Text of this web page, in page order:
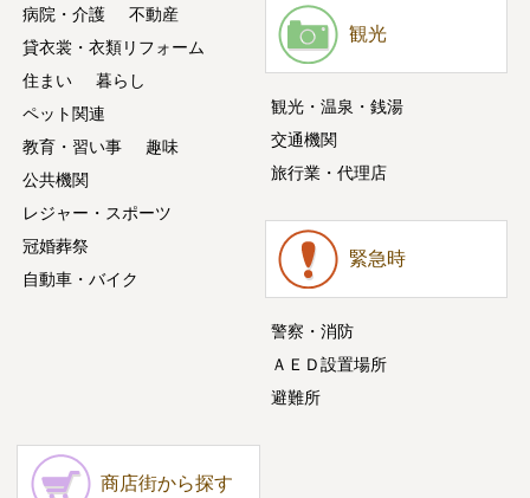
病院・介護
不動産
貸衣裳・衣類リフォーム
住まい
暮らし
ペット関連
教育・習い事
趣味
公共機関
レジャー・スポーツ
冠婚葬祭
自動車・バイク
観光
観光・温泉・銭湯
交通機関
旅行業・代理店
緊急時
警察・消防
ＡＥＤ設置場所
避難所
商店街から探す